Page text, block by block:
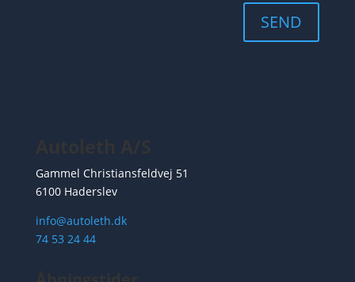
SEND
Gammel Christiansfeldvej 51
6100 Haderslev
info@autoleth.dk
74 53 24 44